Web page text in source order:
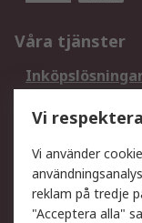
Våra tjänster
DesignSpark
Ditt lokala
Support
Vi
Vi använder
reklam på tredje
"Acceptera alla"